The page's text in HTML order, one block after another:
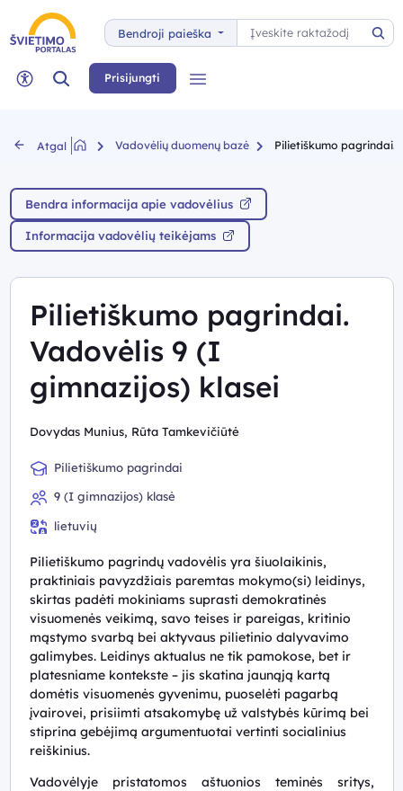
Bendroji paieška
Paieška
Neįgaliųjų rėžimas
Paieška Prisijungti
Atgal Vadovėlių duomenų bazė Pilietiškumo pagrindai.
Bendra informacija apie vadovėlius
Informacija vadovėlių teikėjams
Pilietiškumo pagrindai.
Vadovėlis 9 (I
gimnazijos) klasei
Dovydas Munius, Rūta Tamkevičiūtė
Pilietiškumo pagrindai
9 (I gimnazijos) klasė
lietuvių
Pilietiškumo pagrindų vadovėlis yra šiuolaikinis,
praktiniais pavyzdžiais paremtas mokymo(si) leidinys,
skirtas padėti mokiniams suprasti demokratinės
visuomenės veikimą, savo teises ir pareigas, kritinio
mąstymo svarbą bei aktyvaus pilietinio dalyvavimo
galimybes. Leidinys aktualus ne tik pamokose, bet ir
platesniame kontekste – jis skatina jaunąją kartą
domėtis visuomenės gyvenimu, puoselėti pagarbą
įvairovei, prisiimti atsakomybę už valstybės kūrimą bei
stiprina gebėjimą argumentuotai vertinti socialinius
reiškinius.
Vadovėlyje pristatomos aštuonios teminės sritys,